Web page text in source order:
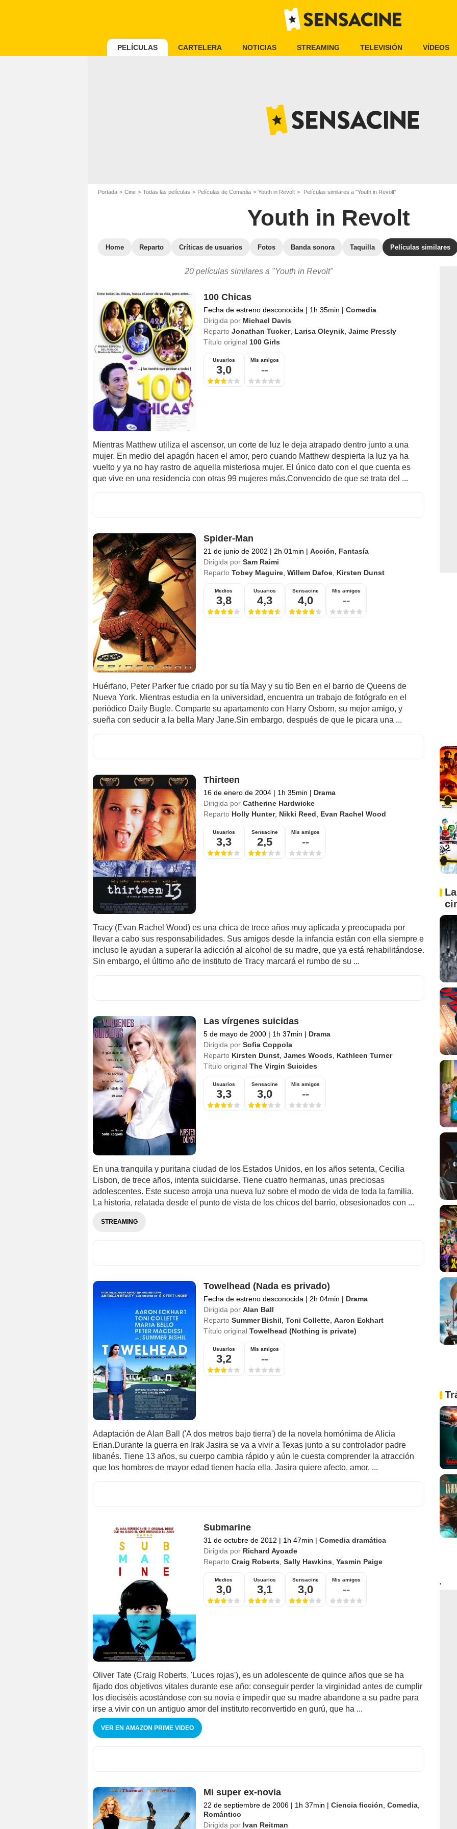
PELÍCULAS CARTELERA NOTICIAS STREAMING TELEVISIÓN VÍDEOS
Portada Cine Todas las películas Películas de Comedia Youth in Revolt Películas similares a "Youth in Revolt"
Youth in Revolt
Home Reparto Críticas de usuarios Fotos Banda sonora Taquilla Películas similares
20 películas similares a "Youth in Revolt"
100 Chicas
Fecha de estreno desconocida | 1h 35min | Comedia
Dirigida por Michael Davis
Reparto Jonathan Tucker, Larisa Oleynik, Jaime Pressly
Título original 100 Girls
Usuarios
3,0
Mis amigos
--
Mientras Matthew utiliza el ascensor, un corte de luz le deja atrapado dentro junto a una
mujer. En medio del apagón hacen el amor, pero cuando Matthew despierta la luz ya ha
vuelto y ya no hay rastro de aquella misteriosa mujer. El único dato con el que cuenta es
que vive en una residencia con otras 99 mujeres más.Convencido de que se trata del ...
Spider-Man
21 de junio de 2002 | 2h 01min | Acción
Fantasía
Dirigida por Sam Raimi
Reparto Tobey Maguire, Willem Dafoe, Kirsten Dunst
Medios
3,8
Usuarios
4,3
Sensacine
4,0
Mis amigos
--
Huérfano, Peter Parker fue criado por su tía May y su tío Ben en el barrio de Queens de
Nueva York. Mientras estudia en la universidad, encuentra un trabajo de fotógrafo en el
periódico Daily Bugle. Comparte su apartamento con Harry Osborn, su mejor amigo, y
sueña con seducir a la bella Mary Jane.Sin embargo, después de que le picara una ...
Thirteen
16 de enero de 2004 | 1h 35min | Drama
Dirigida por Catherine Hardwicke
Reparto Holly Hunter, Nikki Reed Evan Rachel Wood
Usuarios
3,3
Sensacine
2,5
Mis amigos
--
Tracy (Evan Rachel Wood) es una chica de trece años muy aplicada y preocupada por
llevar a cabo sus responsabilidades. Sus amigos desde la infancia están con ella siempre e
incluso le ayudan a superar la adicción al alcohol de su madre, que ya está rehabilitándose.
Sin embargo, el último año de instituto de Tracy marcará el rumbo de su ...
Las vírgenes suicidas
5 de mayo de 2000 | 1h 37min | Drama
Dirigida por Sofia Coppola
Reparto Kirsten Dunst, James Woods
Kathleen Turner
Título original The Virgin Suicides
Usuarios
3,3
Sensacine
3,0
Mis amigos
--
En una tranquila y puritana ciudad de los Estados Unidos, en los años setenta, Cecilia
Lisbon, de trece años, intenta suicidarse. Tiene cuatro hermanas, unas preciosas
adolescentes. Este suceso arroja una nueva luz sobre el modo de vida de toda la familia.
La historia, relatada desde el punto de vista de los chicos del barrio, obsesionados con ...
STREAMING
Towelhead (Nada es privado)
Fecha de estreno desconocida | 2h 04min | Drama
Dirigida por Alan Ball
Reparto Summer Bishil Toni Collette, Aaron Eckhart
Título original Towelhead (Nothing is private)
Usuarios
3,2
Mis amigos
--
Adaptación de Alan Ball ('A dos metros bajo tierra') de la novela homónima de Alicia
Erian.Durante la guerra en Irak Jasira se va a vivir a Texas junto a su controlador padre
libanés. Tiene 13 años, su cuerpo cambia rápido y aún le cuesta comprender la atracción
que los hombres de mayor edad tienen hacía ella. Jasira quiere afecto, amor, ...
Submarine
31 de octubre de 2012 | 1h 47min | Comedia dramática
Dirigida por Richard Ayoade
Reparto Craig Roberts Sally Hawkins Yasmin Paige
Medios
3,0
Usuarios
3,1
Sensacine
3,0
Mis amigos
--
Oliver Tate (Craig Roberts, 'Luces rojas'), es un adolescente de quince años que se ha
fijado dos objetivos vitales durante ese año: conseguir perder la virginidad antes de cumplir
los dieciséis acostándose con su novia e impedir que su madre abandone a su padre para
irse a vivir con un antiguo amor del instituto reconvertido en gurú, que ha ...
VER EN AMAZON PRIME VIDEO
Mi super ex-novia
22 de septiembre de 2006 | 1h 37min | Ciencia ficción Comedia,
Romántico
Dirigida por Ivan Reitman
'